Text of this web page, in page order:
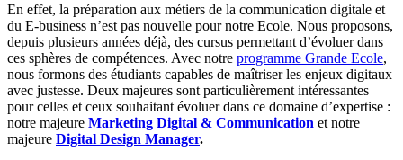
En effet, la préparation aux métiers de la communication digitale et
du E-business n’est pas nouvelle pour notre Ecole. Nous proposons,
depuis plusieurs années déjà, des cursus permettant d’évoluer dans
ces sphères de compétences. Avec notre programme Grande Ecole,
nous formons des étudiants capables de maîtriser les enjeux digitaux
avec justesse. Deux majeures sont particulièrement intéressantes
pour celles et ceux souhaitant évoluer dans ce domaine d’expertise :
notre majeure Marketing Digital & Communication et notre
majeure Digital Design Manager.